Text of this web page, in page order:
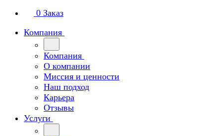
0 Заказ
Компания
Компания
О компании
Миссия и ценности
Наш подход
Карьера
Отзывы
Услуги